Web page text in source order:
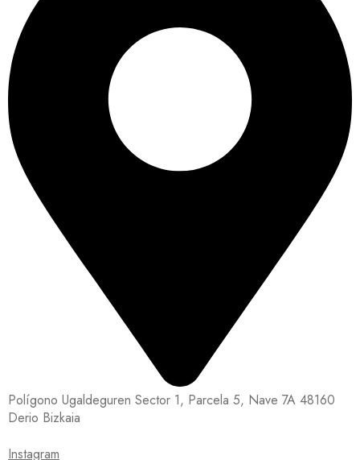
Polígono Ugaldeguren Sector 1, Parcela 5, Nave 7A 48160
Derio Bizkaia
Instagram